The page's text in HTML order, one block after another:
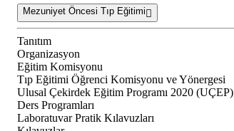
Mezuniyet Öncesi Tıp Eğitimi
Tanıtım
Organizasyon
Eğitim Komisyonu
Tıp Eğitimi Öğrenci Komisyonu ve Yönergesi
Ulusal Çekirdek Eğitim Programı 2020 (UÇEP)
Ders Programları
Laboratuvar Pratik Kılavuzları